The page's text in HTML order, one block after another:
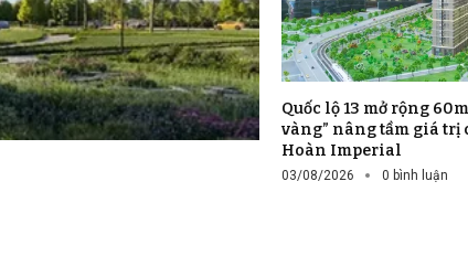
Quốc lộ 13 mở rộng
vàng” nâng tầm giá trị
Hoàn Imperial
03/08/2026 0 bình luận